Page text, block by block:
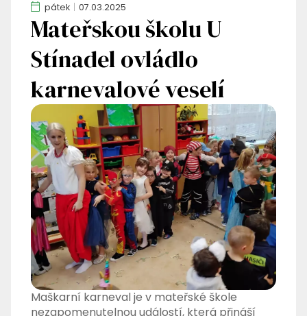
pátek 07.03.2025
Mateřskou školu U
Stínadel ovládlo
karnevalové veselí
Maškarní karneval je v mateřské škole
nezapomenutelnou událostí, která přináší